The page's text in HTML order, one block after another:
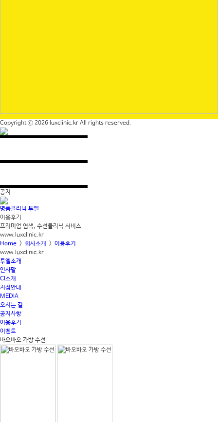
Copyright ⓒ 2026 luxclinic.kr All rights reserved.
공지
명품클리닉 투엘
이용후기
프리미엄 염색, 수선클리닉 서비스
www.luxclinic.kr
Home > 회사소개 > 이용후기
www.luxclinic.kr
투엘소개
인사말
CI소개
지점안내
MEDIA
오시는 길
공지사항
이용후기
이벤트
바오바오 가방 수선